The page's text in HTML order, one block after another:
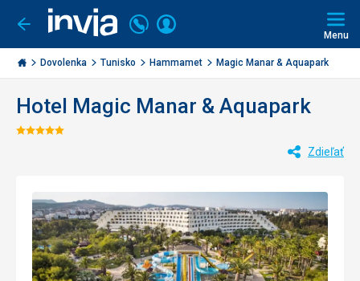
Ísť
späť
Invia.sk
Volajte
+421
2
3221
Prihlásiť
Menu
Dovolenka Tunisko Hammamet Magic Manar & Aquapark
Hotel Magic Manar & Aquapark
Hodnotenie:
Zdieľať